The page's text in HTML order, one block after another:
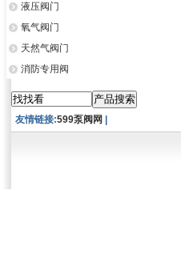
液压阀门
氧气阀门
天然气阀门
消防专用阀
友情链接:599泵阀网